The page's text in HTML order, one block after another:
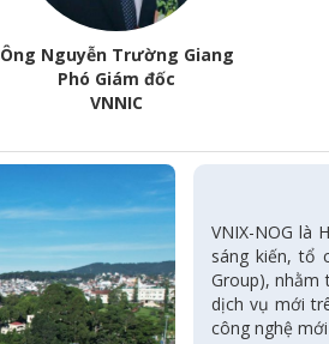
Ông Nguyễn Trường Giang
Phó Giám đốc
VNNIC
VNIX-NOG là
sáng kiến, tổ
Group), nhằm
dịch vụ mới
công nghệ